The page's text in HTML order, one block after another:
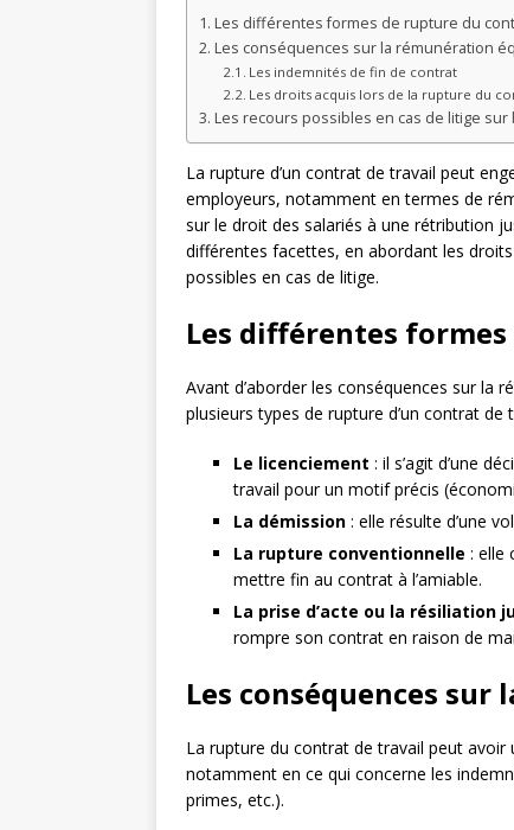
Les différentes formes de rupture du
Les conséquences sur la rémunération
Les indemnités de fin de contrat
Les droits acquis lors de la rupture du
Les recours possibles en cas de litige
La rupture d’un contrat de travail peut
employeurs, notamment en termes de
sur le droit des salariés à une rétribution
différentes facettes, en abordant les
possibles en cas de litige.
Les différentes
Avant d’aborder les conséquences sur la
plusieurs types de rupture d’un contrat de
Le licenciement : il s’agit d’une
travail pour un motif précis
La démission : elle résulte d’une
La rupture conventionnelle : elle
mettre fin au contrat à l’amiable.
La prise d’acte ou la résiliation
rompre son contrat en raison de
Les conséquences
La rupture du contrat de travail peut
notamment en ce qui concerne les
primes, etc.).